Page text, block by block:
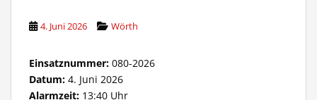
4. Juni 2026 Wörth
Einsatznummer: 080-2026
Datum: 4. Juni 2026
Alarmzeit: 13:40 Uhr